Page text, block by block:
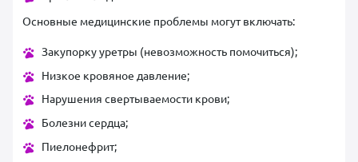
Основные медицинские проблемы могут включать:
Закупорку уретры (невозможность помочиться);
Низкое кровяное давление;
Нарушения свертываемости крови;
Болезни сердца;
Пиелонефрит;